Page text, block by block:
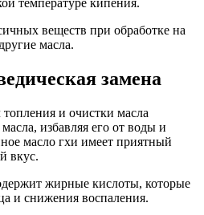
температуре кипения.
веществ при обработке на
масла.
замена
топления и очистки масла
избавляя его от воды и
масло гхи имеет приятный
вкус.
жирные кислоты, которые
и снижения воспаления.